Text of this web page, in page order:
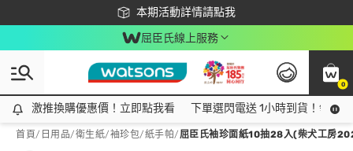
本期活動詳情請點我
下載app最高回饋$350
屈臣氏線上服務
0
激推換購優惠價！立即點我看
激推換購優惠價！立即點我看 下單選閃電送 1小時到貨！領神
首頁/ 日用品/衛生紙/袖珍包/紙手帕/屈臣氏袖珍面紙10抽28入(柴犬工房